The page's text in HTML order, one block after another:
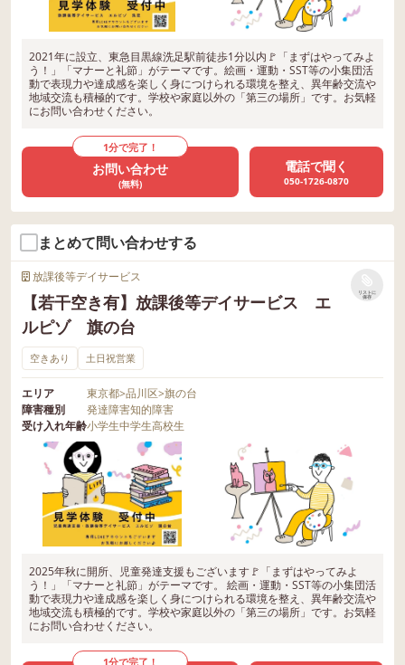
2021年に設立、東急目黒線洗足駅前徒歩1分以内🚩「まずはやってみよ
う！」「マナーと礼節」がテーマです。絵画・運動・SST等の小集団活
動で表現力や達成感を楽しく身につけられる環境を整え、異年齢交流や
地域交流も積極的です。学校や家庭以外の「第三の場所」です。お気軽
にお問い合わせください。
1分で完了！
お問い合わせ
(無料)
電話で聞く
050-1726-0870
まとめて問い合わせする
放課後等デイサービス
【若干空き有】放課後等デイサービス エ
ルピゾ 旗の台
リストに
保存
空きあり 土日祝営業
エリア 東京都>品川区>旗の台
障害種別
発達障害知的障害
受け入れ年齢小学生中学生高校生
2025年秋に開所、児童発達支援もございます🚩「まずはやってみよ
う！」「マナーと礼節」がテーマです。 絵画・運動・SST等の小集団活
動で表現力や達成感を楽しく身につけられる環境を整え、異年齢交流や
地域交流も積極的です。学校や家庭以外の「第三の場所」です。お気軽
にお問い合わせください。
1分で完了！